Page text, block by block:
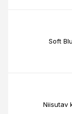
Soft
Niisutav